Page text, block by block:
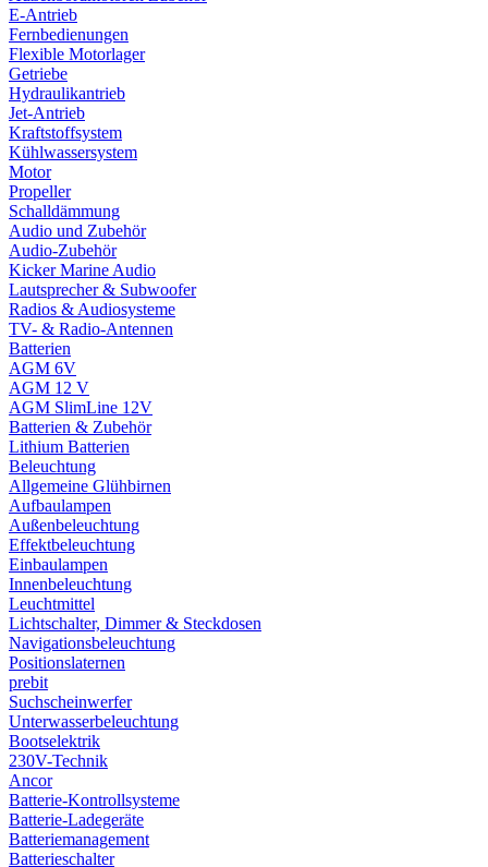
E-Antrieb
Fernbedienungen
Flexible Motorlager
Getriebe
Hydraulikantrieb
Jet-Antrieb
Kraftstoffsystem
Kühlwassersystem
Motor
Propeller
Schalldämmung
Audio und Zubehör
Audio-Zubehör
Kicker Marine Audio
Lautsprecher & Subwoofer
Radios & Audiosysteme
TV- & Radio-Antennen
Batterien
AGM 6V
AGM 12 V
AGM SlimLine 12V
Batterien & Zubehör
Lithium Batterien
Beleuchtung
Allgemeine Glühbirnen
Aufbaulampen
Außenbeleuchtung
Effektbeleuchtung
Einbaulampen
Innenbeleuchtung
Leuchtmittel
Lichtschalter, Dimmer & Steckdosen
Navigationsbeleuchtung
Positionslaternen
prebit
Suchscheinwerfer
Unterwasserbeleuchtung
Bootselektrik
230V-Technik
Ancor
Batterie-Kontrollsysteme
Batterie-Ladegeräte
Batteriemanagement
Batterieschalter